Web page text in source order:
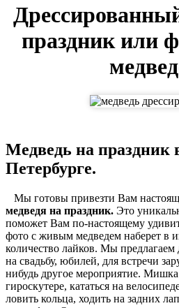
праздник или
Медведь на праздник
Петербурге.
Мы готовы привезти Вам
медведя на праздник. Это
поможет Вам по-настоящему
фото с живым медведем наберет в
количество лайков. Мы предлагаем
на свадьбу, юбилей, для встречи
нибудь другое мероприятие.
гироскутере, кататься на
ловить кольца, ходить на задних